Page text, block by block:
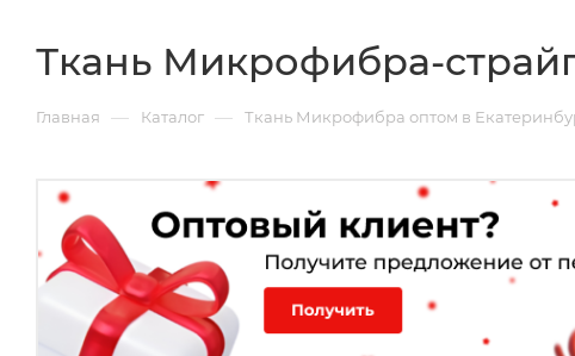
Ткань Микрофибра-
Главная — Каталог — Ткань Микрофибра оптом в